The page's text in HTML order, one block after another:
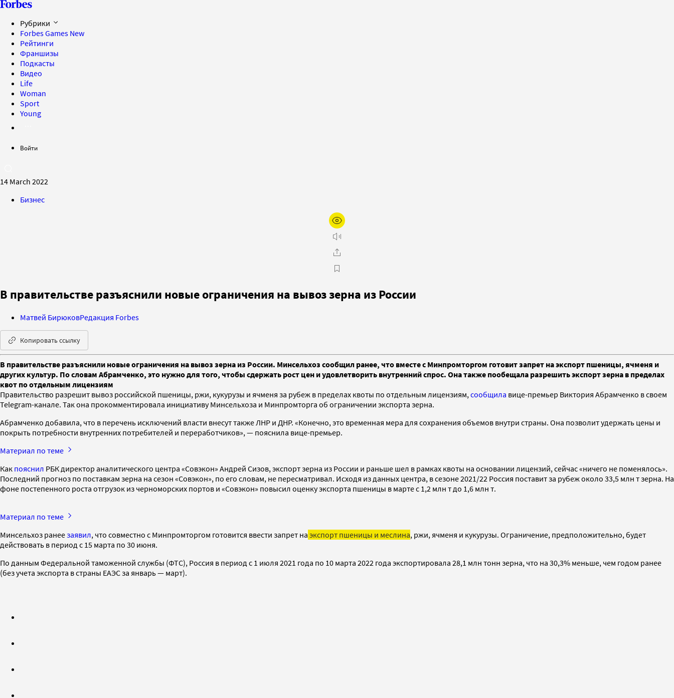
Рубрики
Forbes Games New
Рейтинги
Франшизы
Подкасты
Видео
Life
Woman
Sport
Young
Войти
14 March 2022
Бизнес
В правительстве разъяснили новые ограничения на вывоз зерна из России
Матвей БирюковРедакция Forbes
Копировать ссылку
В правительстве разъяснили новые ограничения на вывоз зерна из России. Минсельхоз сообщил ранее, что вместе с Минпромторгом готовит запрет на экспорт пшеницы, ячменя и
других культур. По словам Абрамченко, это нужно для того, чтобы сдержать рост цен и удовлетворить внутренний спрос. Она также пообещала разрешить экспорт зерна в пределах
квот по отдельным лицензиям
Правительство разрешит вывоз российской пшеницы, ржи, кукурузы и ячменя за рубеж в пределах квоты по отдельным лицензиям, сообщила вице-премьер Виктория Абрамченко в своем
Telegram-канале. Так она прокомментировала инициативу Минсельхоза и Минпромторга об ограничении экспорта зерна.
Абрамченко добавила, что в перечень исключений власти внесут также ЛНР и ДНР. «Конечно, это временная мера для сохранения объемов внутри страны. Она позволит удержать цены и
покрыть потребности внутренних потребителей и переработчиков», — пояснила вице-премьер.
Материал по теме
Как пояснил РБК директор аналитического центра «Совэкон» Андрей Сизов, экспорт зерна из России и раньше шел в рамках квоты на основании лицензий, сейчас «ничего не поменялось».
Последний прогноз по поставкам зерна на сезон «Совэкон», по его словам, не пересматривал. Исходя из данных центра, в сезоне 2021/22 Россия поставит за рубеж около 33,5 млн т зерна. На
фоне постепенного роста отгрузок из черноморских портов и «Совэкон» повысил оценку экспорта пшеницы в марте с 1,2 млн т до 1,6 млн т.
Материал по теме
Минсельхоз ранеезаявил, что совместно с Минпромторгом готовится ввести запрет на экспорт пшеницы и меслина, ржи, ячменя и кукурузы. Ограничение, предположительно, будет
действовать в период с 15 марта по 30 июня.
По данным Федеральной таможенной службы (ФТС), Россия в период с 1 июля 2021 года по 10 марта 2022 года экспортировала 28,1 млн тонн зерна, что на 30,3% меньше, чем годом ранее
(без учета экспорта в страны ЕАЭС за январь — март).